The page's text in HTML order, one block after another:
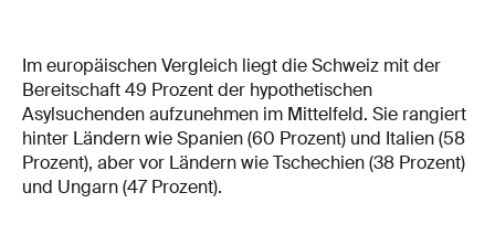
Im europäischen Vergleich liegt die Schweiz mit der
Bereitschaft 49 Prozent der hypothetischen
Asylsuchenden aufzunehmen im Mittelfeld. Sie rangiert
hinter Ländern wie Spanien (60 Prozent) und Italien (58
Prozent), aber vor Ländern wie Tschechien (38 Prozent)
und Ungarn (47 Prozent).